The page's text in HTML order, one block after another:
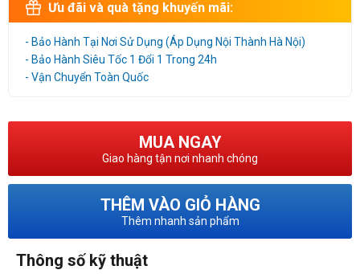
Ưu đãi và quà tặng khuyến mãi:
- Bảo Hành Tại Nơi Sử Dụng (Áp Dụng Nội Thành Hà Nội)
- Bảo Hành Siêu Tốc 1 Đổi 1 Trong 24h
- Vận Chuyển Toàn Quốc
MUA NGAY
Giao hàng tận nơi nhanh chóng
THÊM VÀO GIỎ HÀNG
Thêm nhanh sản phẩm
Thông số kỹ thuật